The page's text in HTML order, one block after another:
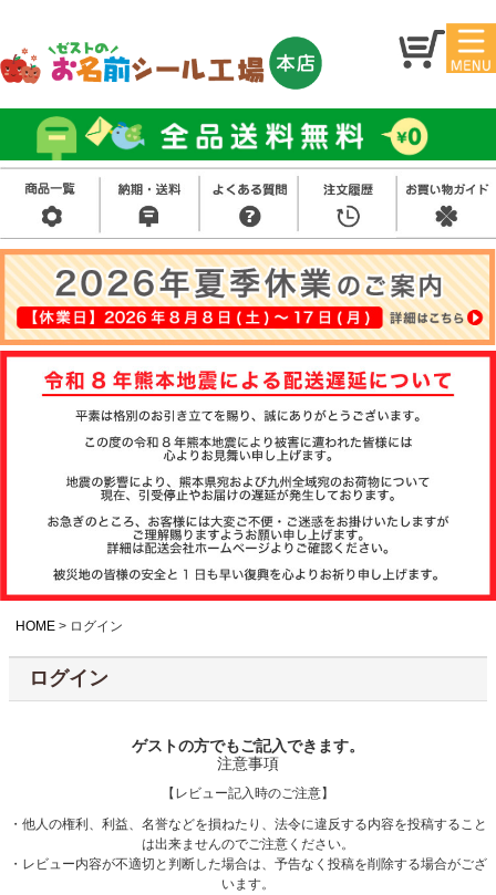
マイ
ジ
お名
前シ
ール
アイ
ロン
シー
ル
お買
い得
セッ
ト
スタ
ンプ
その
他
注文履歴
について
HOME ログイン
ログイン
ゲストの方でもご記入できます。
注意事項
【レビュー記入時のご注意】
・他人の権利、利益、名誉などを損ねたり、法令に違反する内容を投稿すること
は出来ませんのでご注意ください。
・レビュー内容が不適切と判断した場合は、予告なく投稿を削除する場合がござ
います。